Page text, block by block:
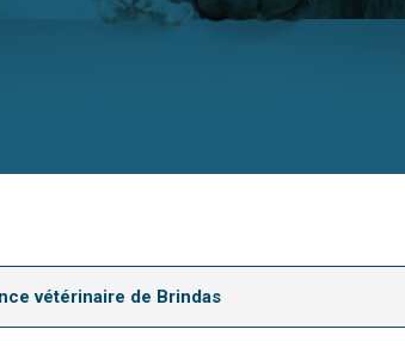
vétérinaire de Brindas